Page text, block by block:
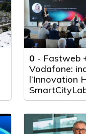
0- Fastweb
Vodafone:
l’Innovation